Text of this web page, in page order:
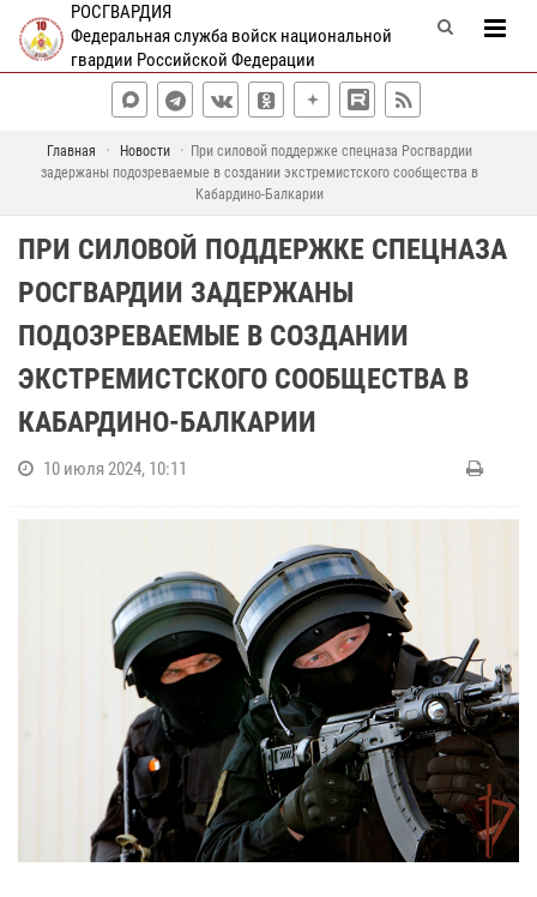
РОСГВАРДИЯ
Федеральная служба войск национальной
гвардии Российской Федерации
Главная Новости
При силовой поддержке спецназа Росгвардии
задержаны подозреваемые в создании экстремистского сообщества в
Кабардино-Балкарии
ПРИ СИЛОВОЙ ПОДДЕРЖКЕ СПЕЦНАЗА
РОСГВАРДИИ ЗАДЕРЖАНЫ
ПОДОЗРЕВАЕМЫЕ В СОЗДАНИИ
ЭКСТРЕМИСТСКОГО СООБЩЕСТВА В
КАБАРДИНО-БАЛКАРИИ
10 июля 2024, 10:11